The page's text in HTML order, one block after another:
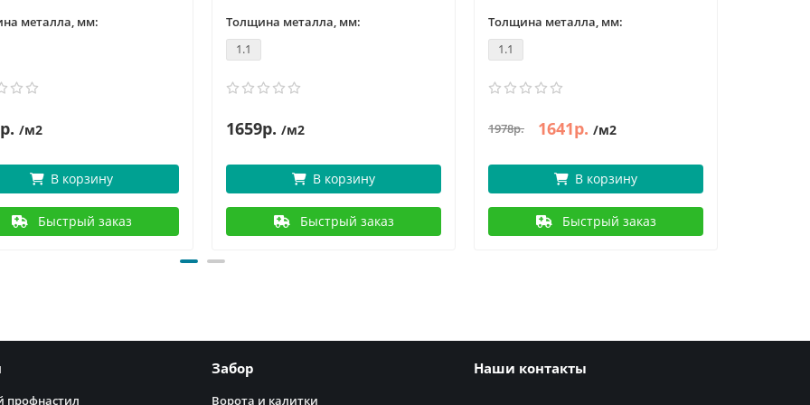
металла, мм:
/м2
В корзину
Быстрый заказ
Толщина металла, мм:
1.1
1659р. /м2
В корзину
Быстрый заказ
Толщина металла, мм:
1.1
1978р. 1641р. /м2
В корзину
Быстрый заказ
профнастил
Забор
Ворота и калитки
Наши контакты